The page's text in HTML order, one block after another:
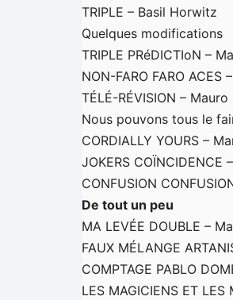
TRIPLE – Basil Horwitz
Quelques modifications
TRIPLE PRéDICTIoN –
NON-FARO FARO
TÉLÉ-RÉVISION –
Nous pouvons tous le
CORDIALLY YOURS –
JOKERS COÏNCIDENCE
CONFUSION
De tout un peu
MA LEVÉE DOUBLE –
FAUX MÉLANGE
COMPTAGE PABLO
LES MAGICIENS ET